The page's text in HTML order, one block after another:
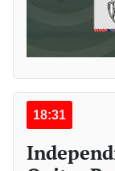
18:31